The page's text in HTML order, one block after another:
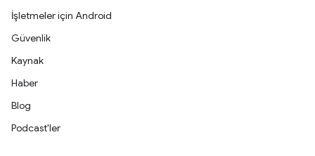
İşletmeler için Android
Güvenlik
Kaynak
Haber
Blog
Podcast'ler